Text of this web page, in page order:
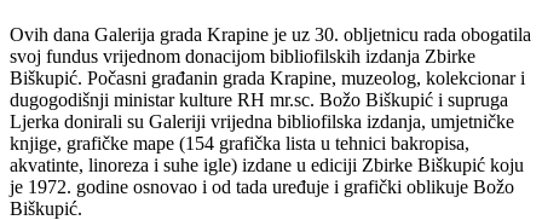
Ovih dana Galerija grada Krapine je uz 30. obljetnicu rada obogatila
svoj fundus vrijednom donacijom bibliofilskih izdanja Zbirke
Biškupić. Počasni građanin grada Krapine, muzeolog, kolekcionar i
dugogodišnji ministar kulture RH mr.sc. Božo Biškupić i supruga
Ljerka donirali su Galeriji vrijedna bibliofilska izdanja, umjetničke
knjige, grafičke mape (154 grafička lista u tehnici bakropisa,
akvatinte, linoreza i suhe igle) izdane u ediciji Zbirke Biškupić koju
je 1972. godine osnovao i od tada uređuje i grafički oblikuje Božo
Biškupić.